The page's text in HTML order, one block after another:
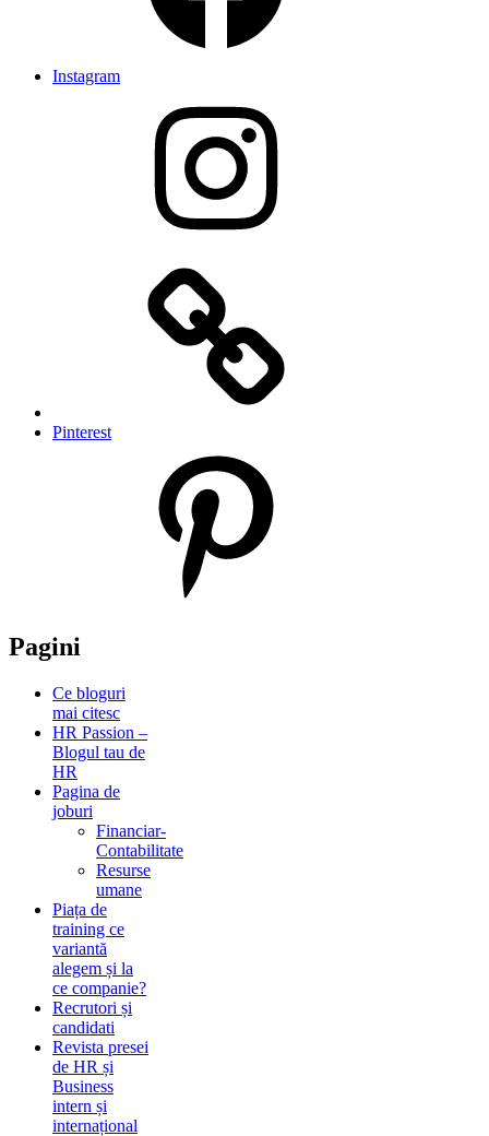
Instagram
Pinterest
Pagini
Ce bloguri
mai citesc
HR Passion –
Blogul tau de
HR
Pagina de
joburi
Financiar-
Contabilitate
Resurse
umane
Piața de
training ce
variantă
alegem și la
ce companie?
Recrutori și
candidati
Revista presei
de HR și
Business
intern și
internațional